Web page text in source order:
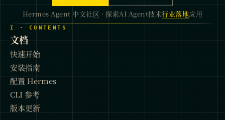
Hermes Agent 中文社区 · 探索AI Agent技术行业落地应用
I · CONTENTS
文档
快速开始
安装指南
配置 Hermes
CLI 参考
版本更新